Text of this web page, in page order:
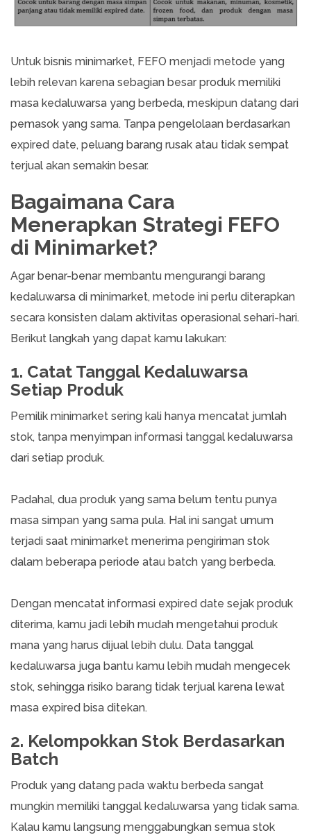
Untuk bisnis minimarket, FEFO menjadi metode yang
lebih relevan karena sebagian besar produk memiliki
masa kedaluwarsa yang berbeda, meskipun datang dari
pemasok yang sama. Tanpa pengelolaan berdasarkan
expired date, peluang barang rusak atau tidak sempat
terjual akan semakin besar.
Bagaimana Cara
Menerapkan Strategi FEFO
di Minimarket?
Agar benar-benar membantu mengurangi barang
kedaluwarsa di minimarket, metode ini perlu diterapkan
secara konsisten dalam aktivitas operasional sehari-hari.
Berikut langkah yang dapat kamu lakukan:
1. Catat Tanggal Kedaluwarsa
Setiap Produk
Pemilik minimarket sering kali hanya mencatat jumlah
stok, tanpa menyimpan informasi tanggal kedaluwarsa
dari setiap produk.
Padahal, dua produk yang sama belum tentu punya
masa simpan yang sama pula. Hal ini sangat umum
terjadi saat minimarket menerima pengiriman stok
dalam beberapa periode atau batch yang berbeda.
Dengan mencatat informasi expired date sejak produk
diterima, kamu jadi lebih mudah mengetahui produk
mana yang harus dijual lebih dulu. Data tanggal
kedaluwarsa juga bantu kamu lebih mudah mengecek
stok, sehingga risiko barang tidak terjual karena lewat
masa expired bisa ditekan.
2. Kelompokkan Stok Berdasarkan
Batch
Produk yang datang pada waktu berbeda sangat
mungkin memiliki tanggal kedaluwarsa yang tidak sama.
Kalau kamu langsung menggabungkan semua stok